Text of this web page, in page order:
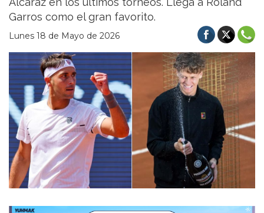
Garros como el gran favorito.
Lunes 18 de Mayo de 2026